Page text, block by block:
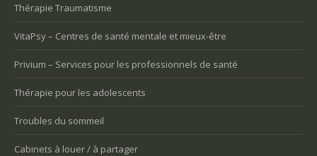
Thérapie Traumatisme
VitaPsy – Centres de santé mentale et mieux-être
Privium – Services pour les professionnels de santé
Thérapie pour les adolescents
Troubles du sommeil
Cabinets à louer / à partager